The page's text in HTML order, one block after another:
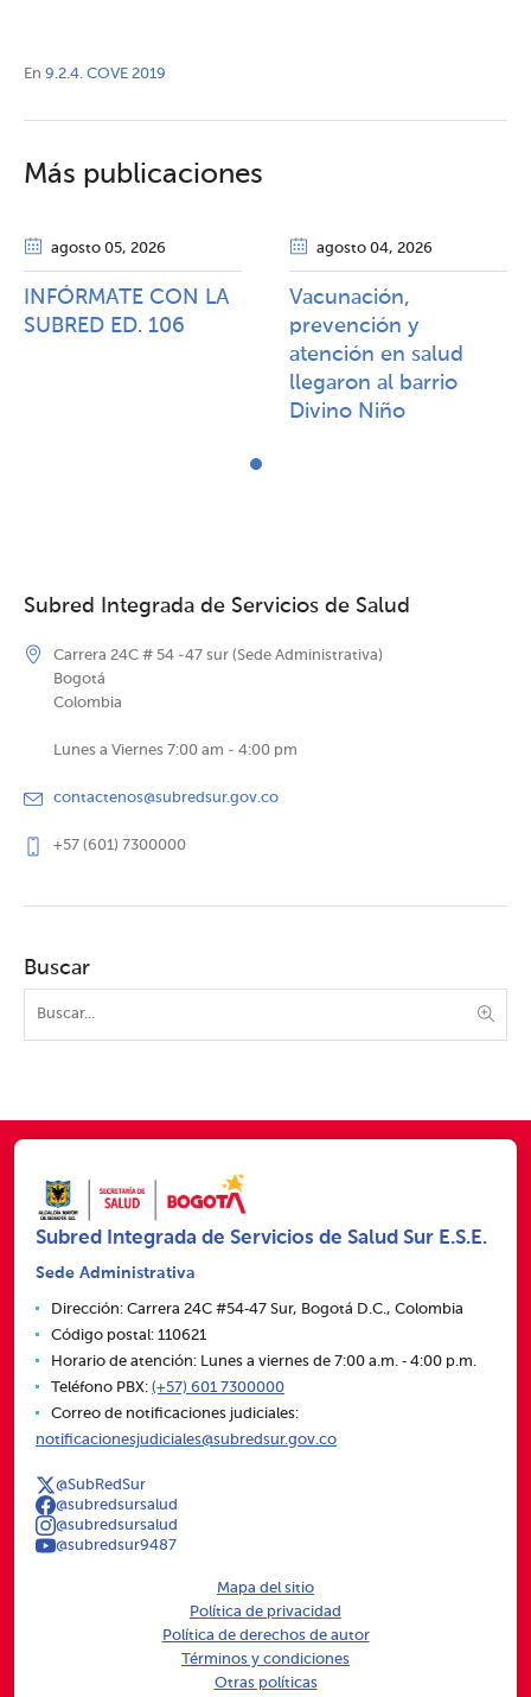
En 9.2.4. COVE 2019
Más publicaciones
agosto 05, 2026
INFÓRMATE CON LA
SUBRED ED. 106
agosto 04, 2026
Vacunación,
prevención y
atención en salud
llegaron al barrio
Divino Niño
Subred Integrada de Servicios de Salud
Carrera 24C # 54 -47 sur (Sede Administrativa)
Bogotá
Colombia
Lunes a Viernes 7:00 am - 4:00 pm
contactenos@subredsur.gov.co
+57 (601) 7300000
Buscar
Subred Integrada de Servicios de Salud Sur E.S.E.
Sede Administrativa
Dirección: Carrera 24C #54‑47 Sur, Bogotá D.C., Colombia
Código postal: 110621
Horario de atención: Lunes a viernes de 7:00 a.m. ‑ 4:00 p.m.
Teléfono PBX: (+57) 601 7300000
Correo de notificaciones judiciales:
notificacionesjudiciales@subredsur.gov.co
@SubRedSur
@subredsursalud
@subredsursalud
@subredsur9487
Mapa del sitio
Política de privacidad
Política de derechos de autor
Términos y condiciones
Otras políticas